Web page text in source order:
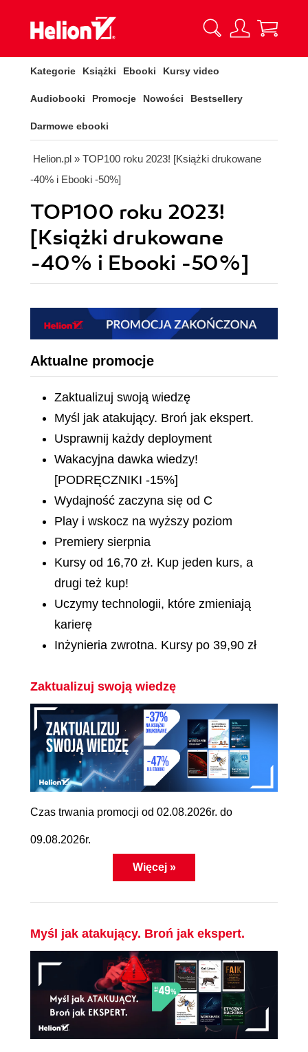
Kategorie Książki Ebooki Kursy video
Audiobooki Promocje Nowości Bestsellery
Darmowe ebooki
Helion.pl » TOP100 roku 2023! [Książki drukowane
-40% i Ebooki -50%]
TOP100 roku 2023!
[Książki drukowane
-40% i Ebooki -50%]
Aktualne promocje
Zaktualizuj swoją wiedzę
Myśl jak atakujący. Broń jak ekspert.
Usprawnij każdy deployment
Wakacyjna dawka wiedzy!
[PODRĘCZNIKI -15%]
Wydajność zaczyna się od C
Play i wskocz na wyższy poziom
Premiery sierpnia
Kursy od 16,70 zł. Kup jeden kurs, a
drugi też kup!
Uczymy technologii, które zmieniają
karierę
Inżynieria zwrotna. Kursy po 39,90 zł
Zaktualizuj swoją wiedzę
Czas trwania promocji od 02.08.2026r. do
09.08.2026r.
Więcej »
Myśl jak atakujący. Broń jak ekspert.